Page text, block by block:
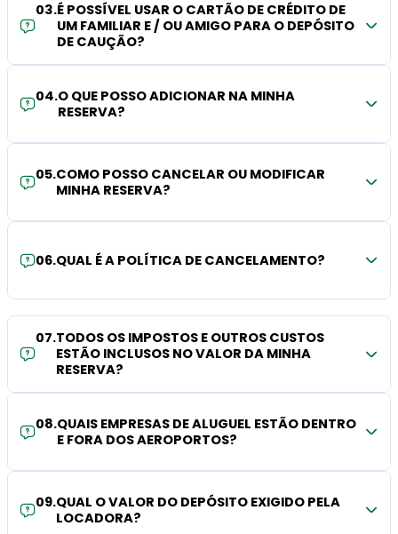
03.É POSSÍVEL USAR O CARTÃO DE CRÉDITO DE
UM FAMILIAR E / OU AMIGO PARA O DEPÓSITO
DE CAUÇÃO?
04.O QUE POSSO ADICIONAR NA MINHA
RESERVA?
05.COMO POSSO CANCELAR OU MODIFICAR
MINHA RESERVA?
06.QUAL É A POLÍTICA DE CANCELAMENTO?
07.TODOS OS IMPOSTOS E OUTROS CUSTOS
ESTÃO INCLUSOS NO VALOR DA MINHA
RESERVA?
08.QUAIS EMPRESAS DE ALUGUEL ESTÃO DENTRO
E FORA DOS AEROPORTOS?
09.QUAL O VALOR DO DEPÓSITO EXIGIDO PELA
LOCADORA?